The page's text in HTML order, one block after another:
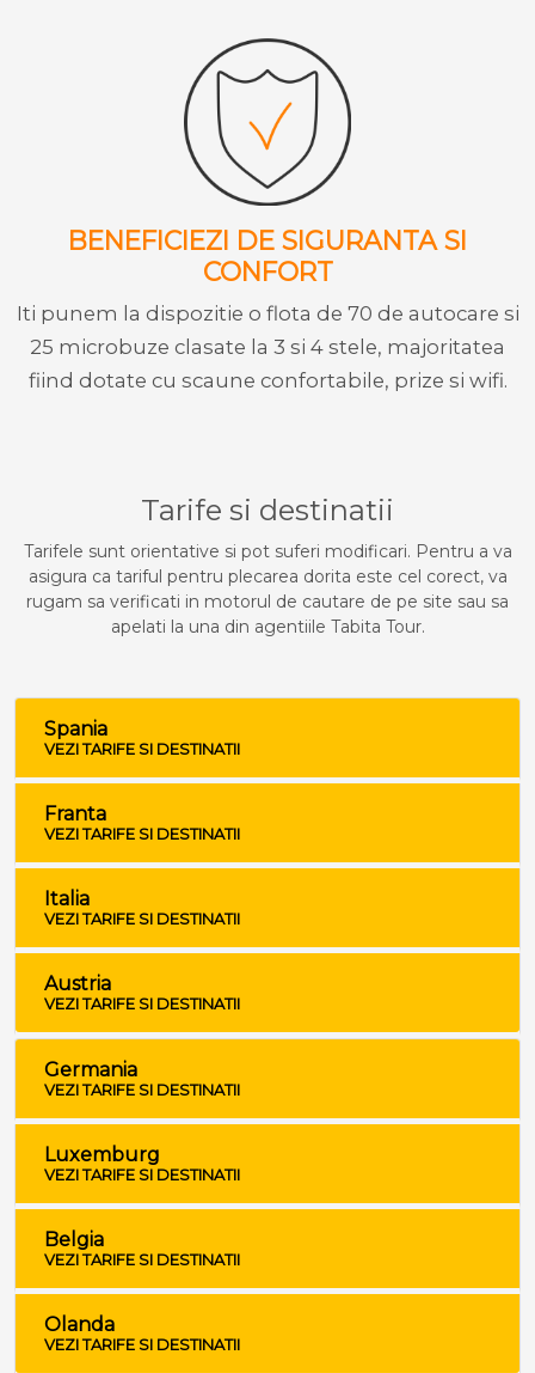
BENEFICIEZI DE SIGURANTA SI
CONFORT
Iti punem la dispozitie o flota de 70 de autocare si
25 microbuze clasate la 3 si 4 stele, majoritatea
fiind dotate cu scaune confortabile, prize si wifi.
Tarife si destinatii
Tarifele sunt orientative si pot suferi modificari. Pentru a va
asigura ca tariful pentru plecarea dorita este cel corect, va
rugam sa verificati in motorul de cautare de pe site sau sa
apelati la una din agentiile Tabita Tour.
Spania
VEZI TARIFE SI DESTINATII
Franta
VEZI TARIFE SI DESTINATII
Italia
VEZI TARIFE SI DESTINATII
Austria
VEZI TARIFE SI DESTINATII
Germania
VEZI TARIFE SI DESTINATII
Luxemburg
VEZI TARIFE SI DESTINATII
Belgia
VEZI TARIFE SI DESTINATII
Olanda
VEZI TARIFE SI DESTINATII